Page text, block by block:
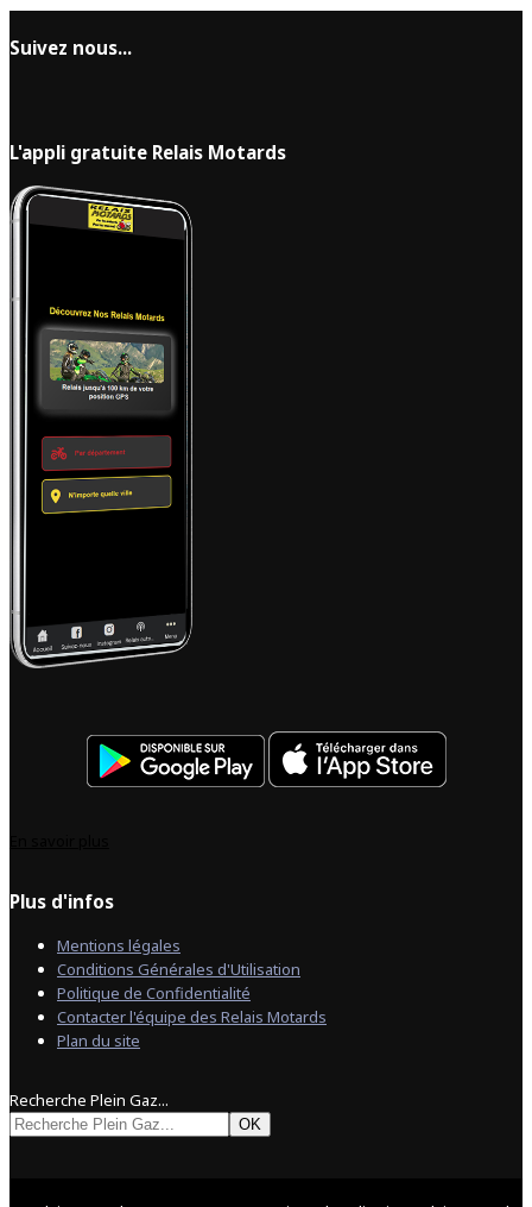
Suivez nous...
L'appli gratuite Relais Motards
Plus d'infos
Mentions légales
Conditions Générales d'Utilisation
Politique de Confidentialité
Contacter l'équipe des Relais Motards
Plan du site
Recherche Plein Gaz...
OK